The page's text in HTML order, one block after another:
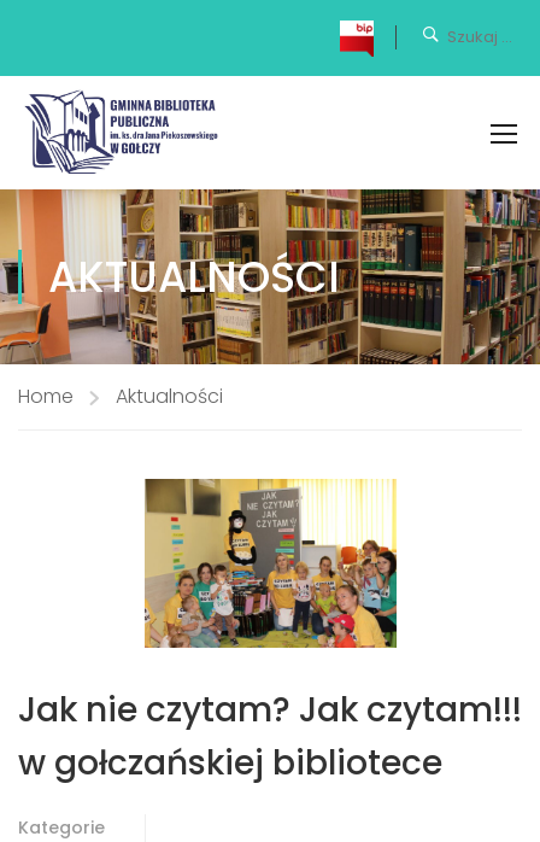
AKTUALNOŚCI
Home Aktualności
Jak nie czytam? Jak czytam!!!
w gołczańskiej bibliotece
Kategorie